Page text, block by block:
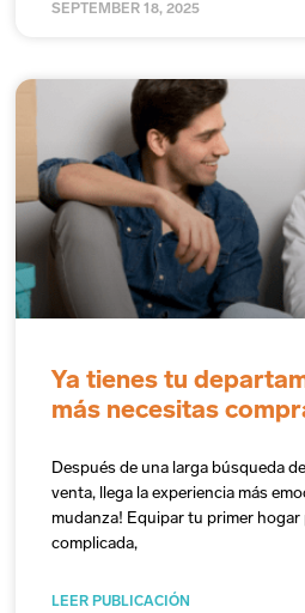
SEPTEMBER 18, 2025
Ya tienes tu
más necesitas
Después de una larga búsqueda
venta, llega la experiencia más
mudanza! Equipar tu primer hogar
complicada,
LEER PUBLICACIÓN